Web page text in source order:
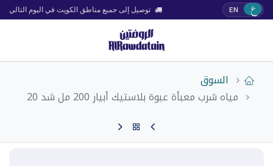
توصيل إلى جميع مناطق الكويت في اليوم التالي ع EN
السوق
مياه شرب معبأة عبوة بلاستيك أبيار 200 مل شد 20